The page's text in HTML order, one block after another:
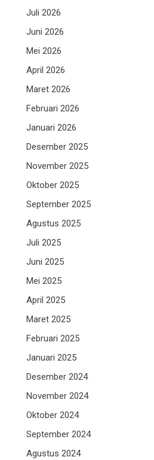
Juli 2026
Juni 2026
Mei 2026
April 2026
Maret 2026
Februari 2026
Januari 2026
Desember 2025
November 2025
Oktober 2025
September 2025
Agustus 2025
Juli 2025
Juni 2025
Mei 2025
April 2025
Maret 2025
Februari 2025
Januari 2025
Desember 2024
November 2024
Oktober 2024
September 2024
Agustus 2024